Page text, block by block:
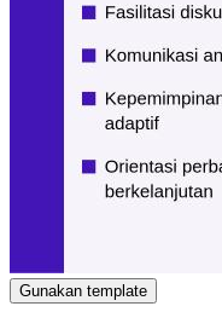
Gunakan template